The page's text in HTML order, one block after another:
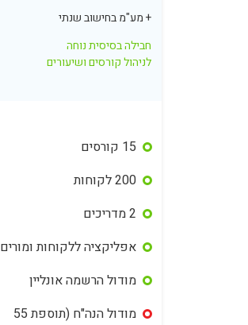
+ מע"מ בחישוב שנתי
חבילה בסיסית נוחה
לניהול קורסים ושיעורים
15 קורסים
200 לקוחות
2 מדריכים
אפליקציה ללקוחות ומורים
מודול הרשמה אונליין
מודול הנה"ח (תוספת 55